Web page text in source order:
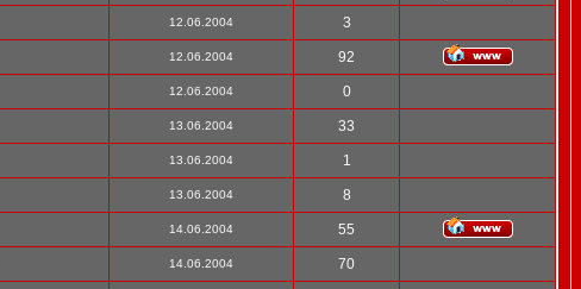
12.06.2004 3
12.06.2004 92
12.06.2004 0
13.06.2004 33
13.06.2004 1
13.06.2004 8
14.06.2004 55
14.06.2004 70